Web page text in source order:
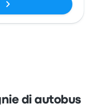
di autobus